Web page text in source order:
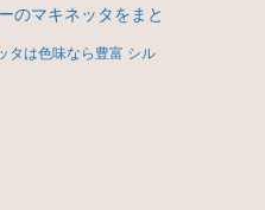
のマキネッタをまと
タは色味なら豊富 シル